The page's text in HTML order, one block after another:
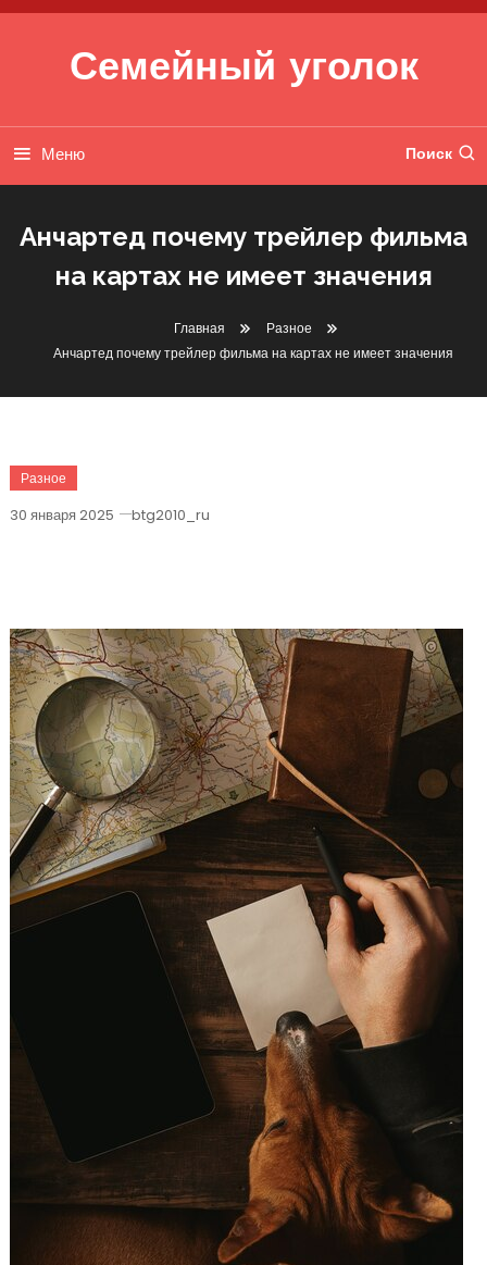
Перейти к содержимому
Семейный уголок
Меню Поиск
Анчартед почему трейлер фильма
на картах не имеет значения
Главная
Разное
Анчартед почему трейлер фильма на картах не имеет значения
Разное
30 января 2025 btg2010_ru